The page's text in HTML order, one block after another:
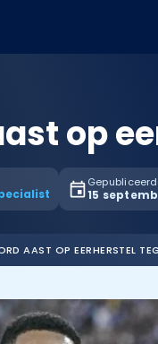
op
15
AAST OP EERHERSTEL